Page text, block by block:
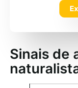
Sinais de